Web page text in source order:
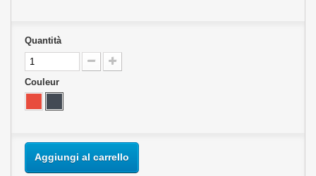
Quantità
Couleur
Aggiungi al carrello